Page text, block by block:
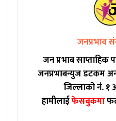
जनप्रभाव
जन प्रभाब साप्ताहिक
जनप्रभाबन्युज डटकम
जिल्लाको नं. १
हामीलाईफेसबुकमा